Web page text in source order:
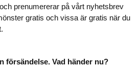
prenumererar på vårt nyhetsbrev
gratis och vissa är gratis när du
försändelse. Vad händer nu?